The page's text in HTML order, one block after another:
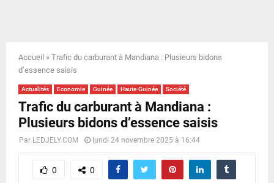
Accueil » Trafic du carburant à Mandiana : Plusieurs bidons
d’essence saisis
Actualités Economie Guinée Haute-Guinée Société
Trafic du carburant à Mandiana :
Plusieurs bidons d’essence saisis
Par LEDJELY.COM lundi 24 novembre 2025 à 16:44
0 0